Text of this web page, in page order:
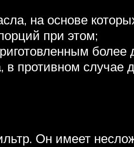
на основе
при этом;
более
противном случае
Он имеет